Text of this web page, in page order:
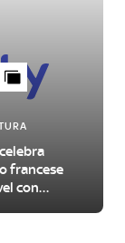
francese
con